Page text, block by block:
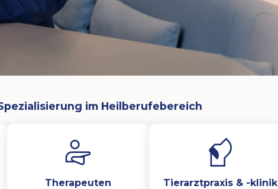
im Heilberufebereich
Therapeuten
Tierarztpraxis & -klinik